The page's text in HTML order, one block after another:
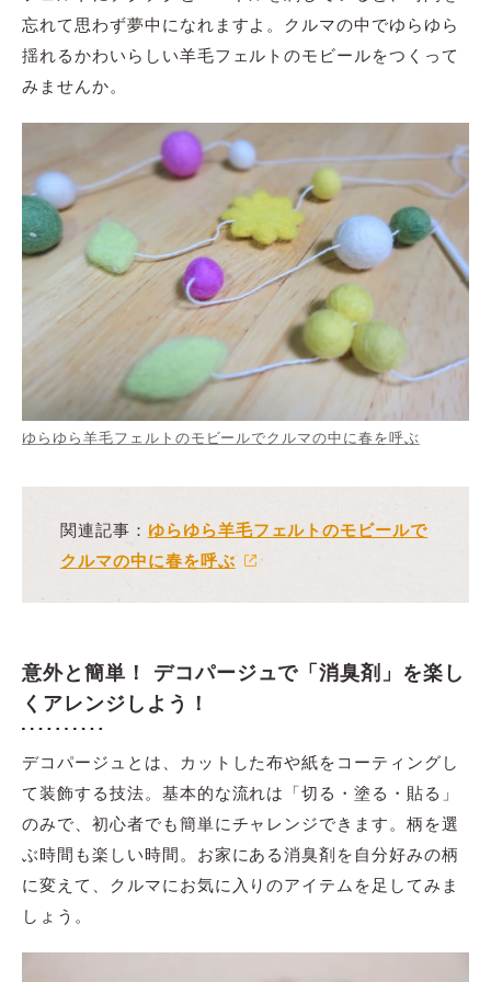
忘れて思わず夢中になれますよ。クルマの中でゆらゆら
揺れるかわいらしい羊毛フェルトのモビールをつくって
みませんか。
ゆらゆら羊毛フェルトのモビールでクルマの中に春を呼ぶ
関連記事： ゆらゆら羊毛フェルトのモビールで
クルマの中に春を呼ぶ
意外と簡単！ デコパージュで「消臭剤」を楽し
くアレンジしよう！
デコパージュとは、カットした布や紙をコーティングし
て装飾する技法。基本的な流れは「切る・塗る・貼る」
のみで、初心者でも簡単にチャレンジできます。柄を選
ぶ時間も楽しい時間。お家にある消臭剤を自分好みの柄
に変えて、クルマにお気に入りのアイテムを足してみま
しょう。